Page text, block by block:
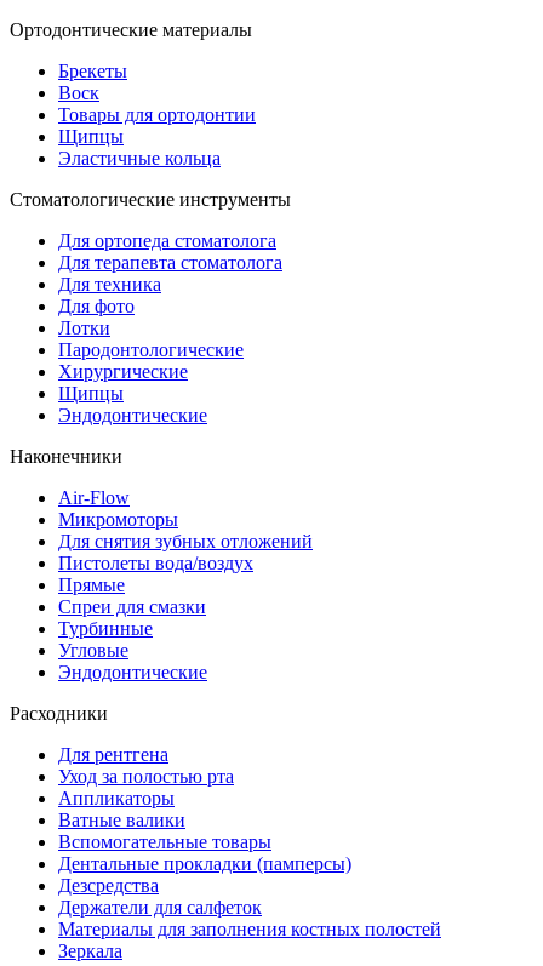
Ортодонтические материалы
Брекеты
Воск
Товары для ортодонтии
Щипцы
Эластичные кольца
Стоматологические инструменты
Для ортопеда стоматолога
Для терапевта стоматолога
Для техника
Для фото
Лотки
Пародонтологические
Хирургические
Щипцы
Эндодонтические
Наконечники
Air-Flow
Микромоторы
Для снятия зубных отложений
Пистолеты вода/воздух
Прямые
Спреи для смазки
Турбинные
Угловые
Эндодонтические
Расходники
Для рентгена
Уход за полостью рта
Аппликаторы
Ватные валики
Вспомогательные товары
Дентальные прокладки (памперсы)
Дезсредства
Держатели для салфеток
Материалы для заполнения костных полостей
Зеркала